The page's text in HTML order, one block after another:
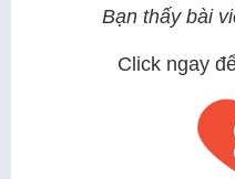
Bạn thấy bài
Click ngay